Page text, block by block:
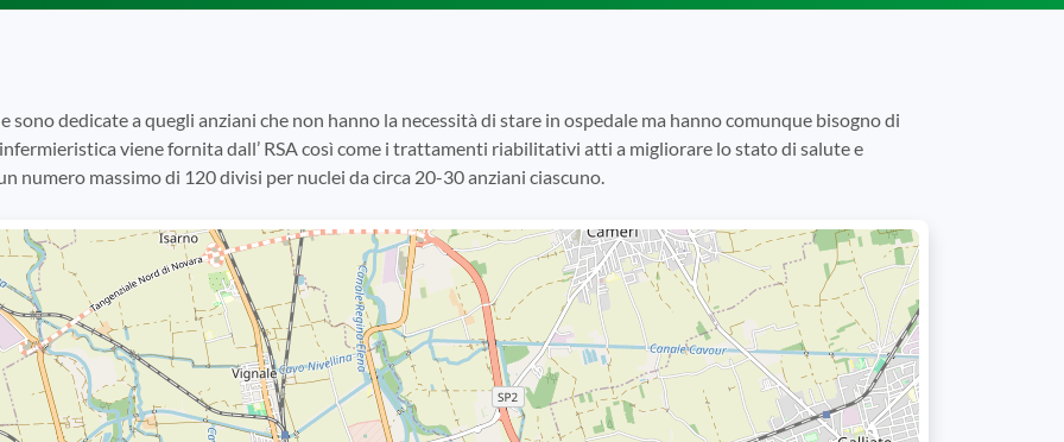
dedicate a quegli anziani che non hanno la necessità di stare in ospedale ma hanno comunque bisogno di
viene fornita dall’ RSA così come i trattamenti riabilitativi atti a migliorare lo stato di salute e
numero massimo di 120 divisi per nuclei da circa 20-30 anziani ciascuno.